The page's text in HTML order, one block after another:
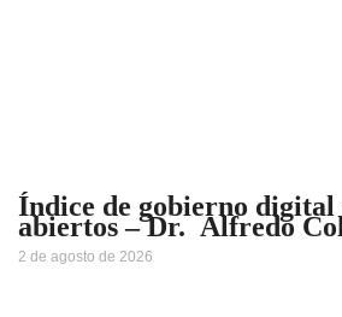
Índice de gobierno digital
abiertos – Dr. Alfredo
2 de agosto de 2026